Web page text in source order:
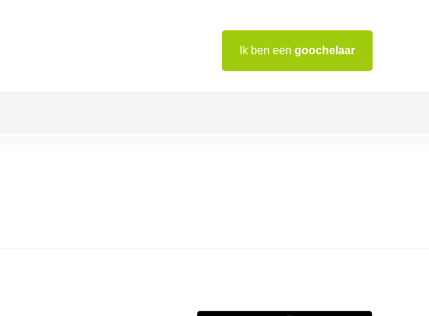
Ik ben een goochelaar